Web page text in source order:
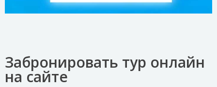
Забронировать тур онлайн
на сайте